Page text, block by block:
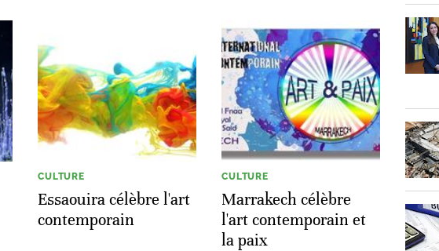
CULTURE
Essaouira célèbre l'art
contemporain
CULTURE
Marrakech célèbre
l'art contemporain et
la paix